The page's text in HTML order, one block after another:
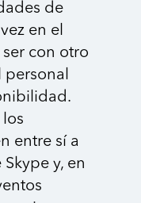
de
en el
con otro
personal
entre sí a
y, en